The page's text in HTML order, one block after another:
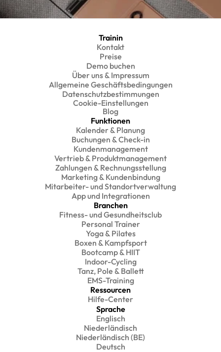
Trainin
Kontakt
Preise
Demo buchen
Über uns & Impressum
Allgemeine Geschäftsbedingungen
Datenschutzbestimmungen
Cookie-Einstellungen
Blog
Funktionen
Kalender & Planung
Buchungen & Check-in
Kundenmanagement
Vertrieb & Produktmanagement
Zahlungen & Rechnungsstellung
Marketing & Kundenbindung
Mitarbeiter- und Standortverwaltung
App und Integrationen
Branchen
Fitness- und Gesundheitsclub
Personal Trainer
Yoga & Pilates
Boxen & Kampfsport
Bootcamp & HIIT
Indoor-Cycling
Tanz, Pole & Ballett
EMS-Training
Ressourcen
Hilfe-Center
Sprache
Englisch
Niederländisch
Niederländisch (BE)
Deutsch